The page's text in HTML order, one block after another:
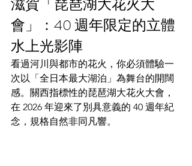
滋賀「琵琶湖大花火大
會」：40 週年限定的立體
水上光影陣
看過河川與都市的花火，你必須體驗一
次以「全日本最大湖泊」為舞台的開闊
感。關西指標性的琵琶湖大花火大會，
在 2026 年迎來了別具意義的 40 週年紀
念，規格自然非同凡響。